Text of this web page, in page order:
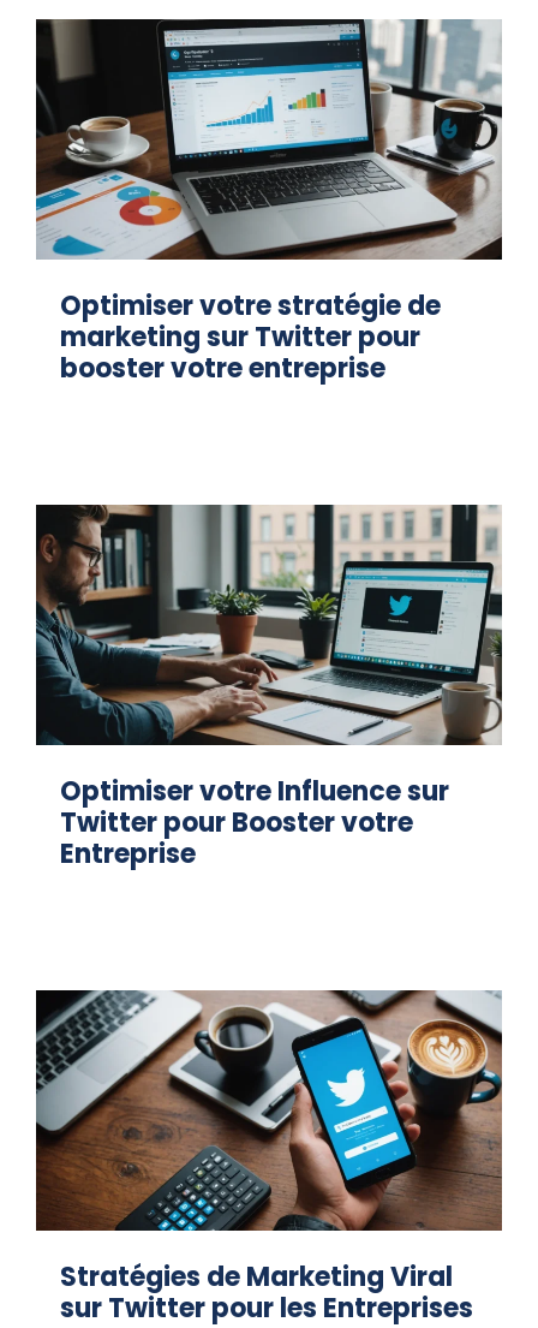
Optimiser votre stratégie de
marketing sur Twitter pour
booster votre entreprise
Optimiser votre Influence sur
Twitter pour Booster votre
Entreprise
Stratégies de Marketing Viral
sur Twitter pour les Entreprises